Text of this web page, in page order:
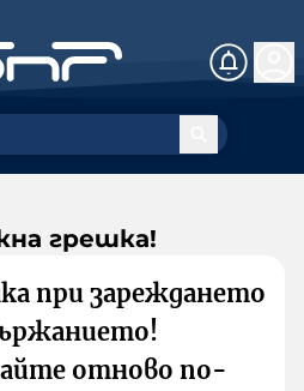
грешка!
при зареждането
отново по-